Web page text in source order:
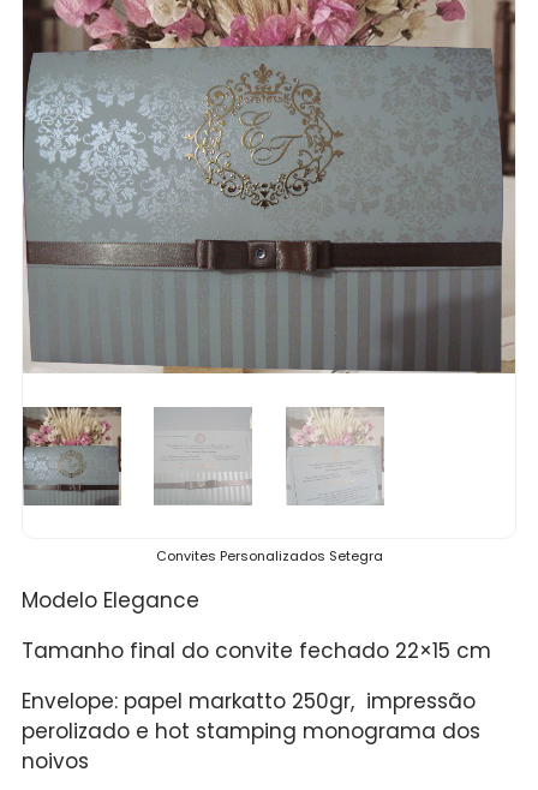
Convites Personalizados Setegra
Modelo Elegance
Tamanho final do convite fechado 22×15 cm
Envelope: papel markatto 250gr, impressão
perolizado e hot stamping monograma dos
noivos